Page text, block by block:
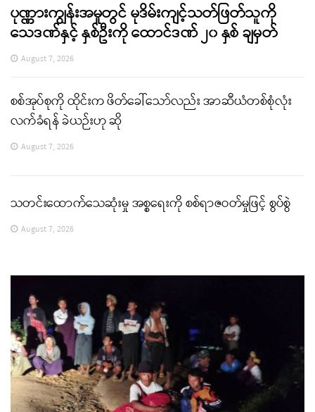
ပုဏ္ဏားကျွန်းအမှုတွင် မုဒိမ်းကျင့်သတ်ဖြတ်သူကို
သေဒဏ်နှင့် နှစ်ဦးကို ထောင်ဒဏ် ၂၀ နှစ် ချမှတ်
August 7, 2026
စစ်အုပ်စုကို ထိုင်းက ဖိတ်ခေါ်သော်လည်း အာဆီယံတစ်စုံလုံး
လက်ခံရန် ခဲယဉ်းဟု ဆို
August 7, 2026
သတင်းထောက်သေဆုံးမှု အစ္စရေးကို စစ်ရာဇဝတ်မှုဖြင့် စွပ်စွဲ
August 7, 2026